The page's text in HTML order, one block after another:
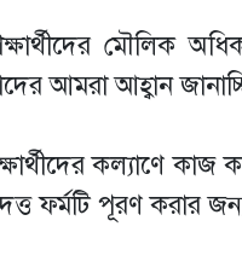
মৌলিক
আমরা আহ্বান
শিক্ষার্থীদের
ফর্মটি পূরণ করার